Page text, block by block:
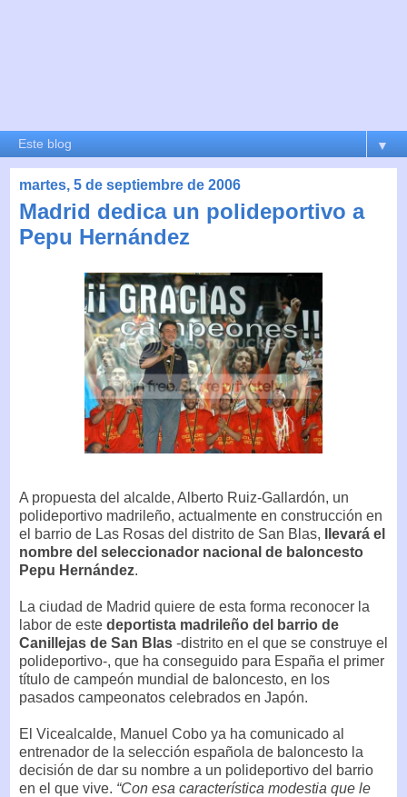
▼
martes, 5 de septiembre de 2006
Madrid dedica un polideportivo a
Pepu Hernández
A propuesta del alcalde, Alberto Ruiz-Gallardón, un
polideportivo madrileño, actualmente en construcción en
el barrio de Las Rosas del distrito de San Blas,
llevará el
nombre del seleccionador nacional de baloncesto
Pepu Hernández.
La ciudad de Madrid quiere de esta forma reconocer la
labor de este deportista madrileño del barrio de
Canillejas de San Blas -distrito en el que se construye el
polideportivo-, que ha conseguido para España el primer
título de campeón mundial de baloncesto, en los
pasados campeonatos celebrados en Japón.
El Vicealcalde, Manuel Cobo ya ha comunicado al
entrenador de la selección española de baloncesto la
decisión de dar su nombre a un polideportivo del barrio
en el que vive. “Con esa característica modestia que le